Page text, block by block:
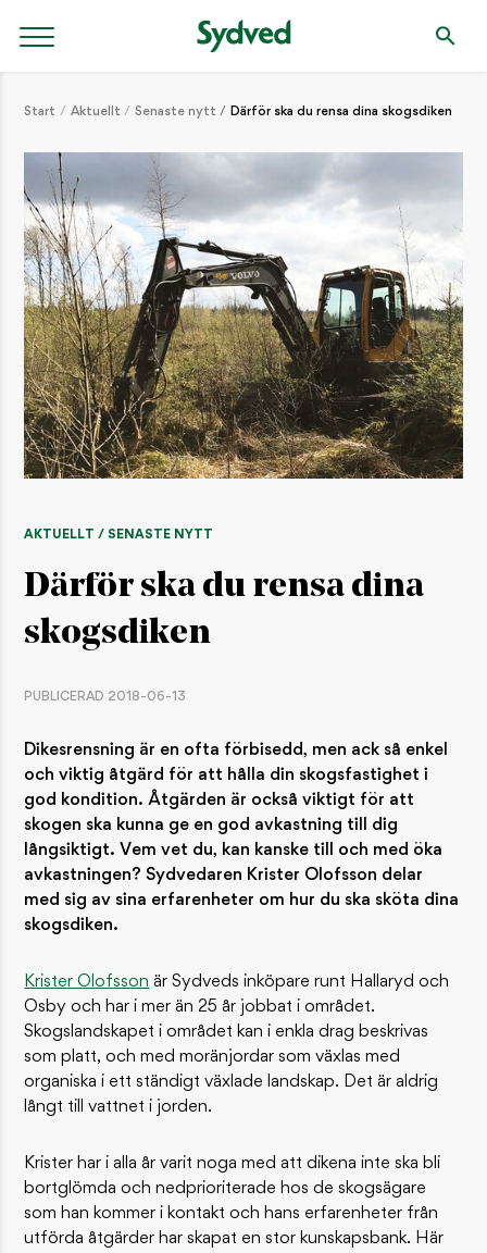
Start Aktuellt Senaste nytt Därför ska du rensa dina skogsdiken
AKTUELLT / SENASTE NYTT
Därför ska du rensa dina
skogsdiken
PUBLICERAD 2018-06-13
Dikesrensning är en ofta förbisedd, men ack så enkel
och viktig åtgärd för att hålla din skogsfastighet i
god kondition. Åtgärden är också viktigt för att
skogen ska kunna ge en god avkastning till dig
långsiktigt. Vem vet du, kan kanske till och med öka
avkastningen? Sydvedaren Krister Olofsson delar
med sig av sina erfarenheter om hur du ska sköta dina
skogsdiken.
Krister Olofsson är Sydveds inköpare runt Hallaryd och
Osby och har i mer än 25 år jobbat i området.
Skogslandskapet i området kan i enkla drag beskrivas
som platt, och med moränjordar som växlas med
organiska i ett ständigt växlade landskap. Det är aldrig
långt till vattnet i jorden.
Krister har i alla år varit noga med att dikena inte ska bli
bortglömda och nedprioriterade hos de skogsägare
som han kommer i kontakt och hans erfarenheter från
utförda åtgärder har skapat en stor kunskapsbank. Här